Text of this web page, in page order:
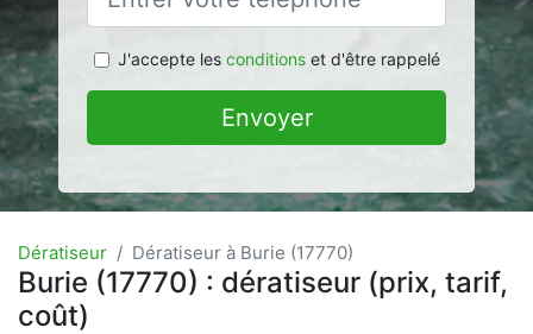
J'accepte les conditionset d'être rappelé
Envoyer
Dératiseur Dératiseur à Burie (17770)
Burie (17770) : dératiseur (prix, tarif,
coût)